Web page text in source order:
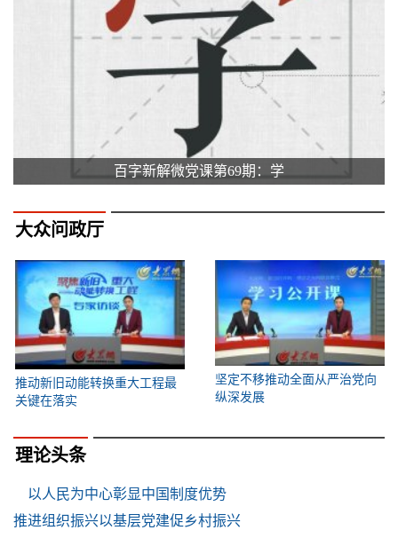
百字新解微党课第69期：学
大众问政厅
推动新旧动能转换重大工程最
关键在落实
坚定不移推动全面从严治党向
纵深发展
理论头条
以人民为中心彰显中国制度优势
推进组织振兴以基层党建促乡村振兴